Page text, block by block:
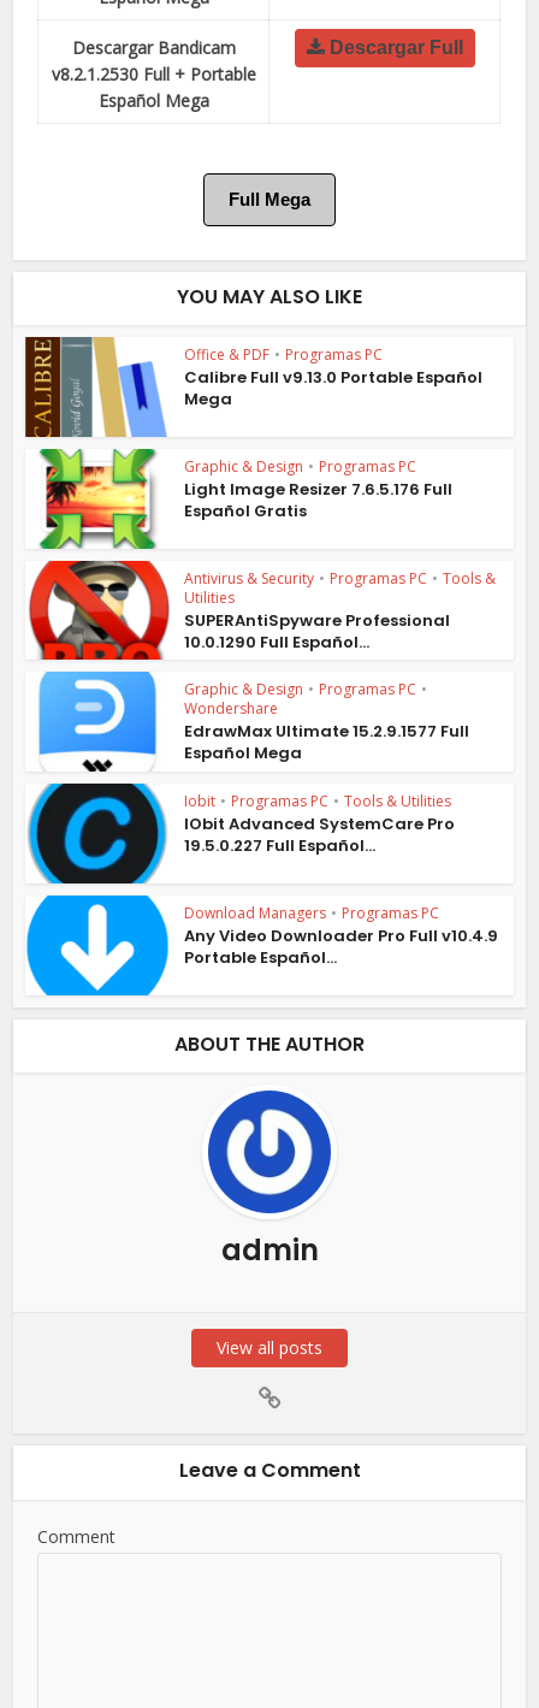
Descargar Bandicam
v8.2.1.2530 Full + Portable
Español Mega
Descargar Full
Full Mega
YOU MAY ALSO LIKE
Office & PDF • Programas PC
Calibre Full v9.13.0 Portable Español
Mega
Graphic & Design • Programas PC
Light Image Resizer 7.6.5.176 Full
Español Gratis
Antivirus & Security • Programas PC • Tools &
Utilities
SUPERAntiSpyware Professional
10.0.1290 Full Español...
Graphic & Design • Programas PC •
Wondershare
EdrawMax Ultimate 15.2.9.1577 Full
Español Mega
Iobit • Programas PC • Tools & Utilities
IObit Advanced SystemCare Pro
19.5.0.227 Full Español...
Download Managers • Programas PC
Any Video Downloader Pro Full v10.4.9
Portable Español...
ABOUT THE AUTHOR
admin
View all posts
Leave a Comment
Comment